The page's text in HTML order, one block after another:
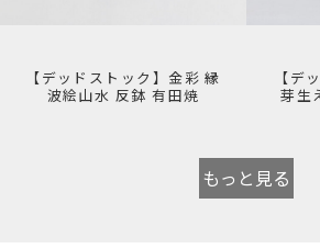
【デッドストック】金彩 縁
波絵山水 反鉢 有田焼
【デ
芽生
もっと見る